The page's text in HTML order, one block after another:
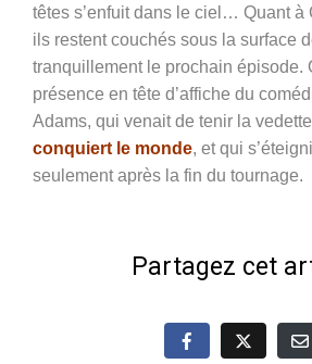
têtes s’enfuit dans le ciel… Quant à
ils restent couchés sous la surface
tranquillement le prochain épisode.
présence en tête d’affiche du
Adams, qui venait de tenir la
conquiert le monde, et qui
seulement après la fin du tournage.
Partagez cet